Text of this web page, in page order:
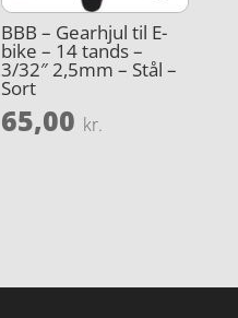
BBB – Gearhjul til E-
bike – 14 tands –
3/32″ 2,5mm – Stål –
Sort
65,00 kr.